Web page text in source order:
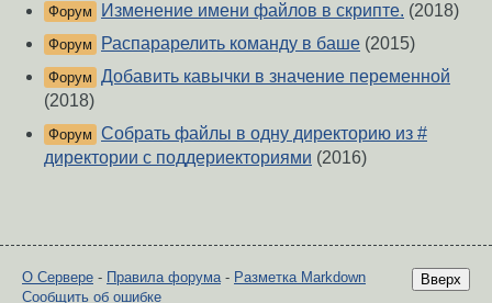
Форум Изменение имени файлов в скрипте. (2018)
Форум Распарарелить команду в баше (2015)
Форум Добавить кавычки в значение переменной
(2018)
Форум Собрать файлы в одну директорию из #
директории с поддериекториями (2016)
Вверх
О Сервере - Правила форума- Разметка Markdown
Сообщить об ошибке